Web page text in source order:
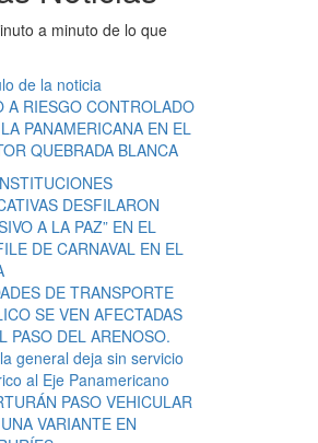
a minuto de lo que
A RIESGO CONTROLADO
PANAMERICANA EN EL
QUEBRADA BLANCA
DESFILARON
A LA PAZ” EN EL
DE CARNAVAL EN EL
DE TRANSPORTE
SE VEN AFECTADAS
PASO DEL ARENOSO.
general deja sin servicio
al Eje Panamericano
PASO VEHICULAR
VARIANTE EN